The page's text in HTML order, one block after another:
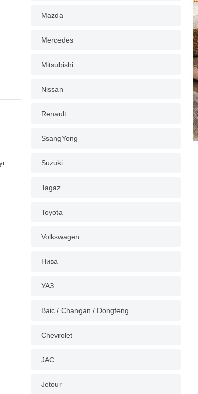
Mazda
Mercedes
Mitsubishi
Nissan
Renault
SsangYong
Suzuki
Tagaz
Toyota
Volkswagen
Нива
УАЗ
Baic / Changan / Dongfeng
Chevrolet
JAC
Jetour